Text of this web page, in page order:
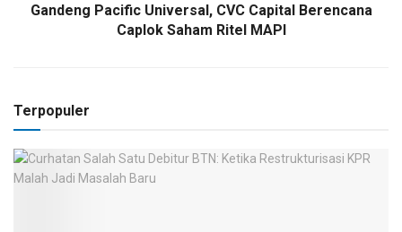
Gandeng Pacific Universal, CVC Capital Berencana
Caplok Saham Ritel MAPI
Terpopuler